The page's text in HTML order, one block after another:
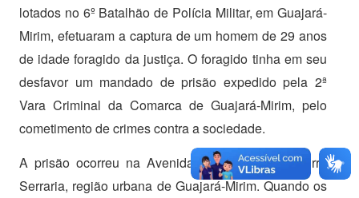
lotados no 6º Batalhão de Polícia Militar, em Guajará-
Mirim, efetuaram a captura de um homem de 29 anos
de idade foragido da justiça. O foragido tinha em seu
desfavor um mandado de prisão expedido pela 2ª
Vara Criminal da Comarca de Guajará-Mirim, pelo
cometimento de crimes contra a sociedade.
A prisão ocorreu na Avenida 1º de Maio no bairro
Serraria, região urbana de Guajará-Mirim. Quando os